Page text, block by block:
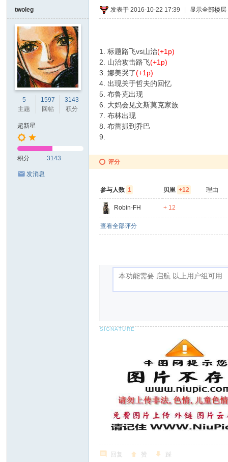
twoleg
5
主题
1597
回帖
3143
积分
超新星
积分 3143
发消息
发表于 2016-10-22 17:39 显示全部楼层
1. 标题路飞vs山治(+1p)
2. 山治攻击路飞(+1p)
3. 娜美哭了(+1p)
4. 出现关于哲夫的回忆
5. 布鲁克出现
6. 大妈会见文斯莫克家族
7. 布林出现
8. 布蕾抓到乔巴
9.
评分
参与人数 1 贝里 +12 理由
Robin-FH + 12
查看全部评分
回复 赞 踩